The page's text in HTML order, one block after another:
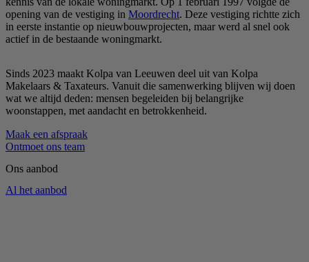
opening van de vestiging in Moordrecht. Deze vestiging richtte zich
in eerste instantie op nieuwbouwprojecten, maar werd al snel ook
actief in de bestaande woningmarkt.
Sinds 2023 maakt Kolpa van Leeuwen deel uit van Kolpa
Makelaars & Taxateurs. Vanuit die samenwerking blijven wij doen
wat we altijd deden: mensen begeleiden bij belangrijke
woonstappen, met aandacht en betrokkenheid.
Maak een afspraak
Ontmoet ons team
Ons aanbod
Al het aanbod